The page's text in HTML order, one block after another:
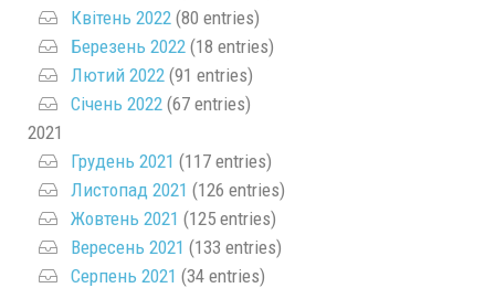
Квітень 2022 (80 entries)
Березень 2022 (18 entries)
Лютий 2022 (91 entries)
Січень 2022 (67 entries)
2021
Грудень 2021 (117 entries)
Листопад 2021 (126 entries)
Жовтень 2021 (125 entries)
Вересень 2021 (133 entries)
Серпень 2021 (34 entries)